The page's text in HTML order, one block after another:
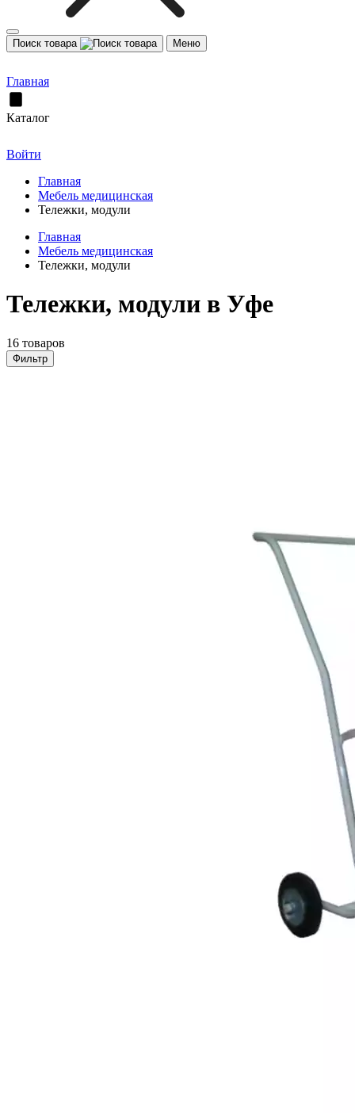
Поиск товара Меню
Главная
Каталог
Войти
Главная
Мебель медицинская
Тележки, модули
Главная
Мебель медицинская
Тележки, модули
Тележки, модули в Уфе
16 товаров
Фильтр